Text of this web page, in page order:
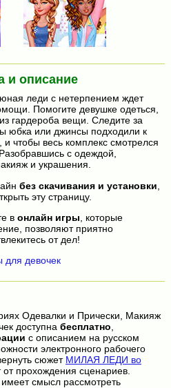
и описание
леди с нетерпением ждет
Помогите девушке одеться,
гардероба вещи. Следите за
юбка или джинсы подходили к
и чтобы весь комплекс смотрелся
с одеждой,
и украшения.
без скачивания и установки
эту страницу.
в онлайн игры , которые
позволяют приятно
от дел!
для девочек
Одевалки и Прически, Макияж
доступна бесплатно
с описанием на русском
электронного рабочего
сюжет МИЛАЯ ЛЕДИ во
прохождения сценариев.
смысл рассмотреть